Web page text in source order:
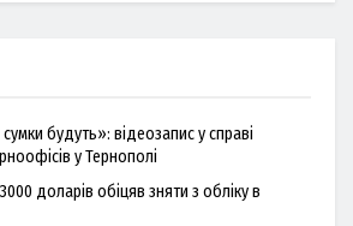
будуть»: відеозапис у справі
у Тернополі
доларів обіцяв зняти з обліку в